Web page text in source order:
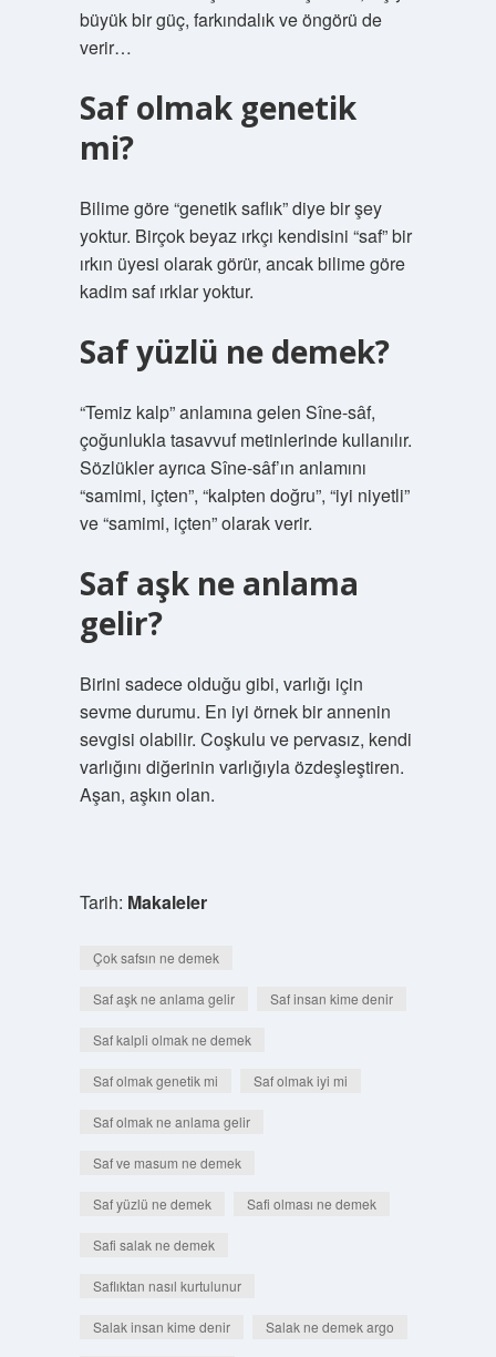
büyük bir güç, farkındalık ve öngörü de
verir…
Saf olmak genetik
mi?
Bilime göre “genetik saflık” diye bir şey
yoktur. Birçok beyaz ırkçı kendisini “saf” bir
ırkın üyesi olarak görür, ancak bilime göre
kadim saf ırklar yoktur.
Saf yüzlü ne demek?
“Temiz kalp” anlamına gelen Sîne-sâf,
çoğunlukla tasavvuf metinlerinde kullanılır.
Sözlükler ayrıca Sîne-sâf’ın anlamını
“samimi, içten”, “kalpten doğru”, “iyi niyetli”
ve “samimi, içten” olarak verir.
Saf aşk ne anlama
gelir?
Birini sadece olduğu gibi, varlığı için
sevme durumu. En iyi örnek bir annenin
sevgisi olabilir. Coşkulu ve pervasız, kendi
varlığını diğerinin varlığıyla özdeşleştiren.
Aşan, aşkın olan.
Tarih: Makaleler
Çok safsın ne demek
Saf aşk ne anlama gelir Saf insan kime denir
Saf kalpli olmak ne demek
Saf olmak genetik mi Saf olmak iyi mi
Saf olmak ne anlama gelir
Saf ve masum ne demek
Saf yüzlü ne demek Safi olması ne demek
Safi salak ne demek
Saflıktan nasıl kurtulunur
Salak insan kime denir Salak ne demek argo